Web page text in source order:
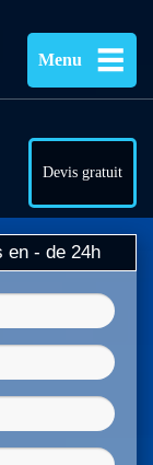
Menu
Devis gratuit
en - de 24h